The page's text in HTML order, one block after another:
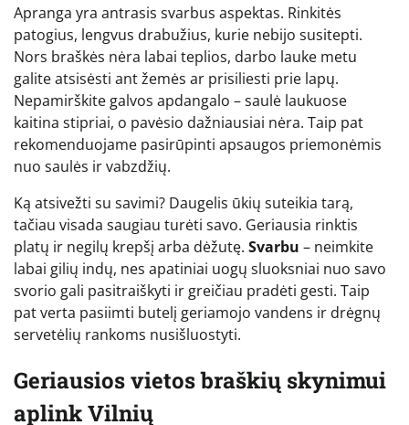
Apranga yra antrasis svarbus aspektas. Rinkitės
patogius, lengvus drabužius, kurie nebijo susitepti.
Nors braškės nėra labai teplios, darbo lauke metu
galite atsisėsti ant žemės ar prisiliesti prie lapų.
Nepamirškite galvos apdangalo – saulė laukuose
kaitina stipriai, o pavėsio dažniausiai nėra. Taip pat
rekomenduojame pasirūpinti apsaugos priemonėmis
nuo saulės ir vabzdžių.
Ką atsivežti su savimi? Daugelis ūkių suteikia tarą,
tačiau visada saugiau turėti savo. Geriausia rinktis
platų ir negilų krepšį arba dėžutę. Svarbu – neimkite
labai gilių indų, nes apatiniai uogų sluoksniai nuo savo
svorio gali pasitraiškyti ir greičiau pradėti gesti. Taip
pat verta pasiimti butelį geriamojo vandens ir drėgnų
servetėlių rankoms nusišluostyti.
Geriausios vietos braškių skynimui
aplink Vilnių